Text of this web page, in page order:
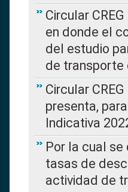
Circular
en donde el
del estudio
de transporte
Circular
presenta,
Indicativa
Por la cual
tasas de
actividad de